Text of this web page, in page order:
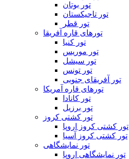
تور بوتان
تور تاجیکستان
تور قطر
تورهای قاره آفریقا
تور کنیا
تور موریس
تور سیشل
تور تونس
تور آفریقای جنوبی
تورهای قاره آمریکا
تور کانادا
تور برزیل
تور کشتی کروز
تور کشتی کروز اروپا
تور کشتی کروز آسیا
تور نمایشگاهی
تور نمایشگاهی اروپا